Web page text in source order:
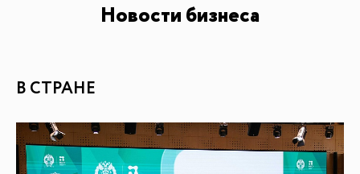
БАЗА ЗНАНИЙ
Видеоуроки и курсы
Новости бизнеса
В СТРАНЕ